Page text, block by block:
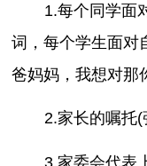
1.每个同学面
词，每个学生面对
爸妈妈，我想对那
2.家长的嘱托(
3.家委会代表